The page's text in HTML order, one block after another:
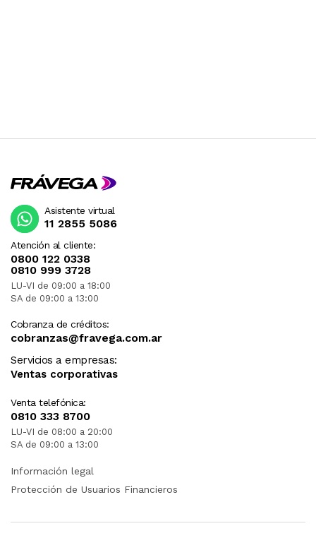
Atención al cliente:
0800 122 0338
0810 999 3728
LU-VI de 09:00 a 18:00
SA de 09:00 a 13:00
Cobranza de créditos:
cobranzas@fravega.com.ar
Servicios a empresas:
Ventas corporativas
Venta telefónica:
0810 333 8700
LU-VI de 08:00 a 20:00
SA de 09:00 a 13:00
Asistente virtual
11 2855 5086
Información legal
Protección de Usuarios Financieros